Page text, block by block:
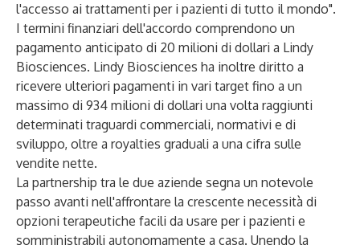
l'accesso ai trattamenti per i pazienti di tutto il mondo".
I termini finanziari dell'accordo comprendono un
pagamento anticipato di 20 milioni di dollari a Lindy
Biosciences. Lindy Biosciences ha inoltre diritto a
ricevere ulteriori pagamenti in vari target fino a un
massimo di 934 milioni di dollari una volta raggiunti
determinati traguardi commerciali, normativi e di
sviluppo, oltre a royalties graduali a una cifra sulle
vendite nette.
La partnership tra le due aziende segna un notevole
passo avanti nell'affrontare la crescente necessità di
opzioni terapeutiche facili da usare per i pazienti e
somministrabili autonomamente a casa. Unendo la